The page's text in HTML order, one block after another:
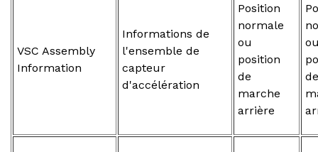
VSC Assembly
Information
Informations de
l'ensemble de
capteur
d'accélération
Position
normale
ou
position
de
marche
arrière
de